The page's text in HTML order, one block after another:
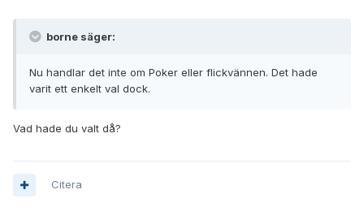
borne säger:
Nu handlar det inte om Poker eller flickvännen. Det hade
varit ett enkelt val dock.
Vad hade du valt då?
Citera